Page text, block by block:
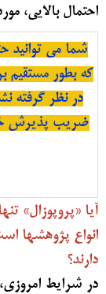
احتمال بالایی،
شما می توانید
که بطور مستقیم
در نظر گرفته
ضریب پذیرش
آیا «پروپوزال»
انواع پژوهشها
دارند؟
در شرایط